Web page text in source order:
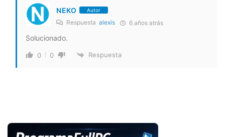
NEKO Autor
Respuesta alexis 6 años atrás
Solucionado.
0 0 Respuesta